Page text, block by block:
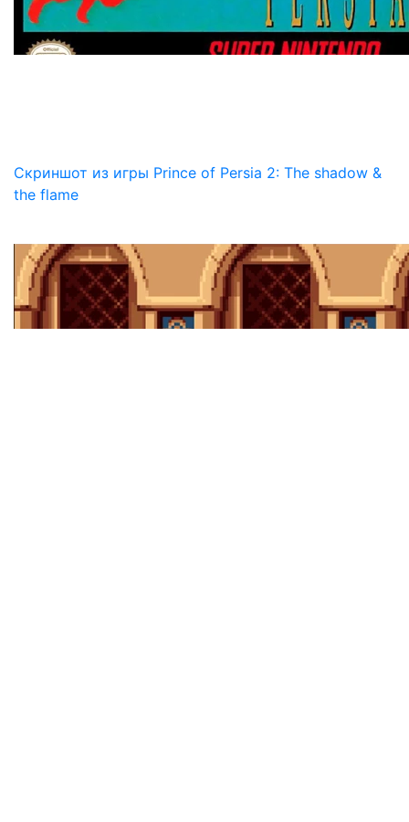
Скриншот из игры Prince of Persia 2: The shadow &
the flame